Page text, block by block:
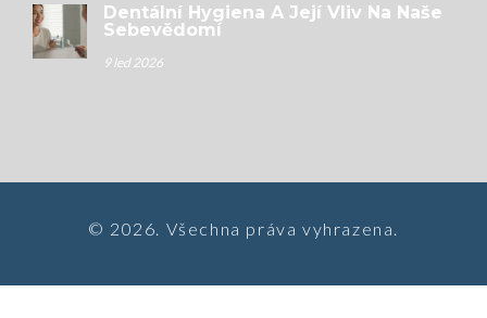
Dentální Hygiena A Její Vliv Na Naše
Sebevědomí
9 led 2026
© 2026. Všechna práva vyhrazena.